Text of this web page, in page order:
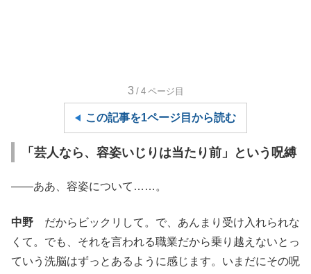
3 /4 ページ目
この記事を1ページ目から読む
「芸人なら、容姿いじりは当たり前」という呪縛
——ああ、容姿について……。
中野 だからビックリして。で、あんまり受け入れられな
くて。でも、それを言われる職業だから乗り越えないとっ
ていう洗脳はずっとあるように感じます。いまだにその呪